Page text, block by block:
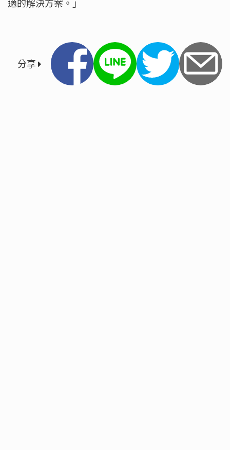
適的解決方案。」
分享